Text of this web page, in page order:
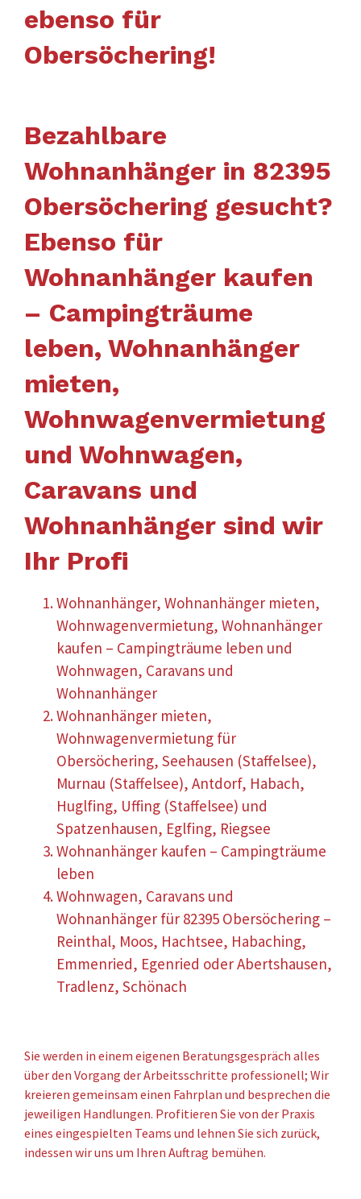
ebenso für
Obersöchering!
Bezahlbare
Wohnanhänger in 82395
Obersöchering gesucht?
Ebenso für
Wohnanhänger kaufen
– Campingträume
leben, Wohnanhänger
mieten,
Wohnwagenvermietung
und Wohnwagen,
Caravans und
Wohnanhänger sind wir
Ihr Profi
Wohnanhänger, Wohnanhänger mieten,
Wohnwagenvermietung, Wohnanhänger
kaufen – Campingträume leben und
Wohnwagen, Caravans und
Wohnanhänger
Wohnanhänger mieten,
Wohnwagenvermietung für
Obersöchering, Seehausen (Staffelsee),
Murnau (Staffelsee), Antdorf, Habach,
Huglfing, Uffing (Staffelsee) und
Spatzenhausen, Eglfing, Riegsee
Wohnanhänger kaufen – Campingträume
leben
Wohnwagen, Caravans und
Wohnanhänger für 82395 Obersöchering –
Reinthal, Moos, Hachtsee, Habaching,
Emmenried, Egenried oder Abertshausen,
Tradlenz, Schönach
Sie werden in einem eigenen Beratungsgespräch alles
über den Vorgang der Arbeitsschritte professionell; Wir
kreieren gemeinsam einen Fahrplan und besprechen die
jeweiligen Handlungen. Profitieren Sie von der Praxis
eines eingespielten Teams und lehnen Sie sich zurück,
indessen wir uns um Ihren Auftrag bemühen.